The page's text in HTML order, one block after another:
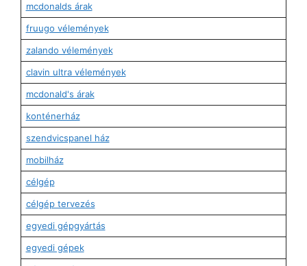
mcdonalds árak
fruugo vélemények
zalando vélemények
clavin ultra vélemények
mcdonald's árak
konténerház
szendvicspanel ház
mobilház
célgép
célgép tervezés
egyedi gépgyártás
egyedi gépek